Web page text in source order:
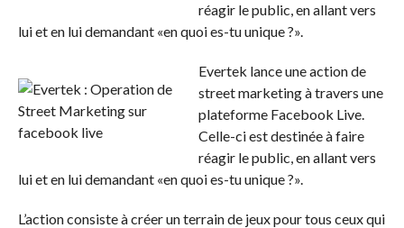
réagir le public, en allant vers
lui et en lui demandant «en quoi es-tu unique ?».
Evertek lance une action de
street marketing à travers une
plateforme Facebook Live.
Celle-ci est destinée à faire
réagir le public, en allant vers
lui et en lui demandant «en quoi es-tu unique ?».
L’action consiste à créer un terrain de jeux pour tous ceux qui